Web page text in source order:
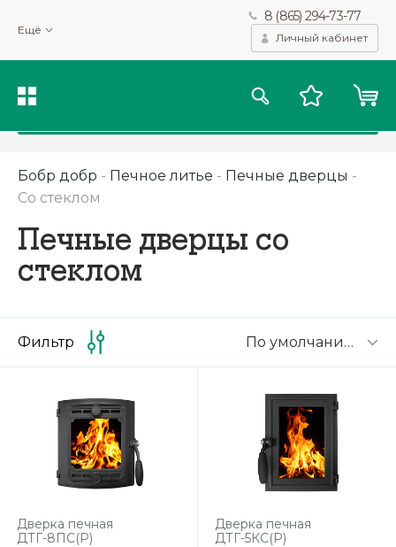
Ещё
8 (865) 294-73-77
Личный кабинет
Бобр добр - Печное литье - Печные дверцы -
Со стеклом
Печные дверцы со
стеклом
По умолчанию
Фильтр
Дверка печная
ДТГ-8ПС(Р)
Дверка печная
ДТГ-5КС(Р)
Мы используем файлы cookie и другие подобные технологии
для получения данных с целью сбора статистики, повышения
качества рекомендаций и предоставления вам возможности
персонализированного просмотра.Подробнее